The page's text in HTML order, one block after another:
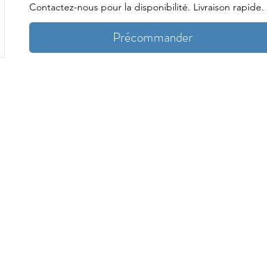
Contactez-nous pour la disponibilité. Livraison rapide.
Précommander